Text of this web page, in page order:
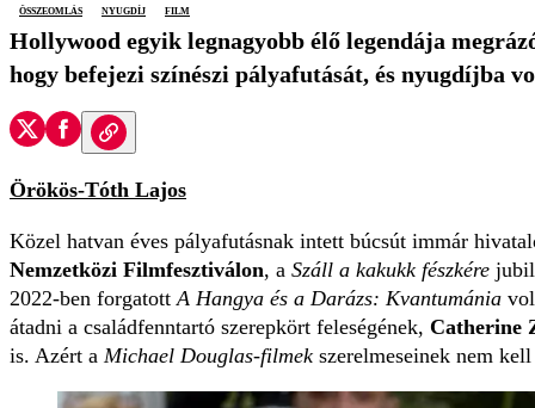
összeomlás
nyugdíj film
Hollywood egyik legnagyobb élő legendája
hogy befejezi színészi pályafutását, és nyugdíjba
Örökös-Tóth Lajos
Közel hatvan éves pályafutásnak intett búcsút immár
Nemzetközi Filmfesztiválon, a Száll a kakukk fészkére
2022-ben forgatott A Hangya és a Darázs: Kvantumánia
átadni a családfenntartó szerepkört feleségének, Catherine
is. Azért a Michael Douglas-filmek szerelmeseinek nem